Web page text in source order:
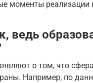
моменты реализации
ведь
о том, что
Например, по